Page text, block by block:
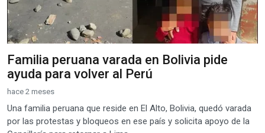
Familia peruana varada en Bolivia pide
ayuda para volver al Perú
hace 2 meses
Una familia peruana que reside en El Alto, Bolivia, quedó varada
por las protestas y bloqueos en ese país y solicita apoyo de la